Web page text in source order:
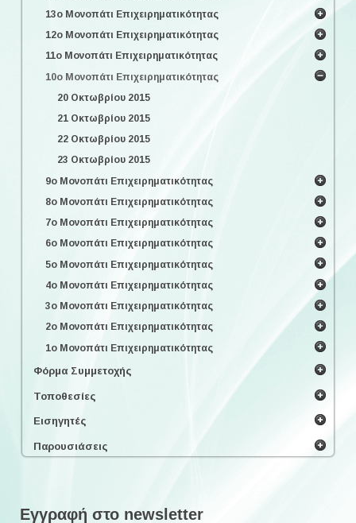
13ο Μονοπάτι Επιχειρηματικότητας
12ο Μονοπάτι Επιχειρηματικότητας
11ο Μονοπάτι Επιχειρηματικότητας
10ο Μονοπάτι Επιχειρηματικότητας
20 Οκτωβρίου 2015
21 Οκτωβρίου 2015
22 Οκτωβρίου 2015
23 Οκτωβρίου 2015
9ο Μονοπάτι Επιχειρηματικότητας
8ο Μονοπάτι Επιχειρηματικότητας
7ο Μονοπάτι Επιχειρηματικότητας
6ο Μονοπάτι Επιχειρηματικότητας
5ο Μονοπάτι Επιχειρηματικότητας
4ο Μονοπάτι Επιχειρηματικότητας
3ο Μονοπάτι Επιχειρηματικότητας
2ο Μονοπάτι Επιχειρηματικότητας
1ο Μονοπάτι Επιχειρηματικότητας
Φόρμα Συμμετοχής
Τοποθεσίες
Εισηγητές
Παρουσιάσεις
Εγγραφή στο newsletter